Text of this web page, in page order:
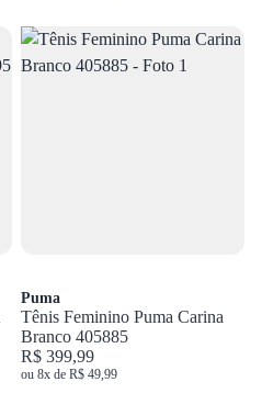
Puma
Tênis Feminino Puma Carina
Branco 405885
R$ 399,99
ou 8x de R$ 49,99